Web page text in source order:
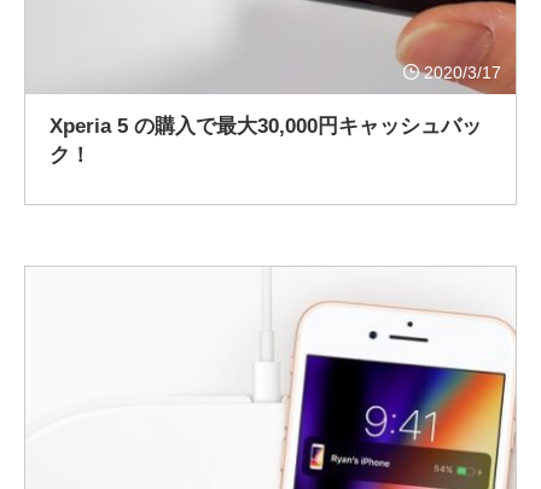
2020/3/17
Xperia 5 の購入で最大30,000円キャッシュバッ
ク！